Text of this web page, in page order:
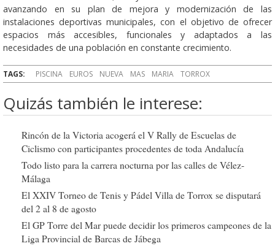
avanzando en su plan de mejora y modernización de las
instalaciones deportivas municipales, con el objetivo de ofrecer
espacios más accesibles, funcionales y adaptados a las
necesidades de una población en constante crecimiento.
TAGS: PISCINA EUROS NUEVA MAS MARIA TORROX
Quizás también le interese:
Rincón de la Victoria acogerá el V Rally de Escuelas de
Ciclismo con participantes procedentes de toda Andalucía
Todo listo para la carrera nocturna por las calles de Vélez-
Málaga
El XXIV Torneo de Tenis y Pádel Villa de Torrox se disputará
del 2 al 8 de agosto
El GP Torre del Mar puede decidir los primeros campeones de la
Liga Provincial de Barcas de Jábega